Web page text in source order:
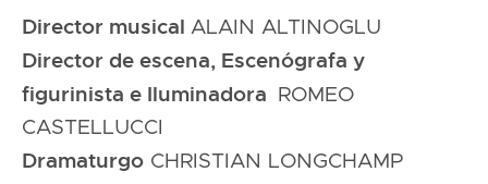
Director musical ALAIN ALTINOGLU
Director de escena, Escenógrafa y
figurinista e Iluminadora
ROMEO
CASTELLUCCI
Dramaturgo CHRISTIAN LONGCHAMP